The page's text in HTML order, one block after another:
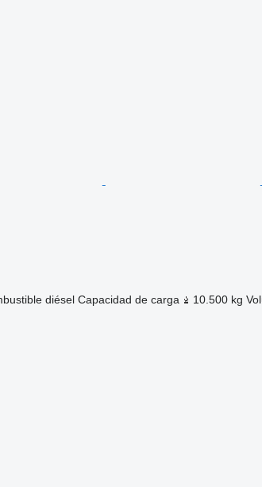
diésel Capacidad de carga 10.500 kg